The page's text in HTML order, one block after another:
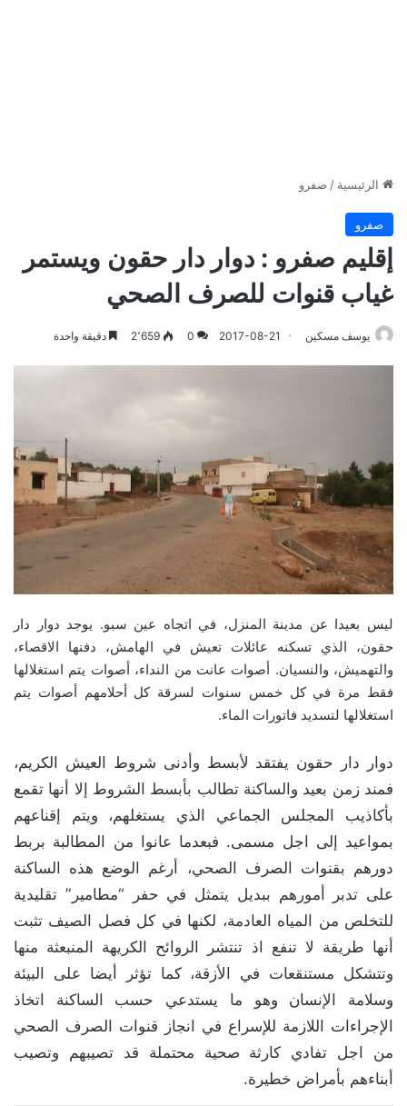
الرئيسية / صفرو
صفرو
إقليم صفرو : دوار دار حقون ويستمر
غياب قنوات للصرف الصحي
يوسف مسكين 2017-08-21
0 2٬659 دقيقة واحدة
ليس بعيدا عن مدينة المنزل، في اتجاه عين سبو. يوجد دوار دار
حقون، الذي تسكنه عائلات تعيش في الهامش، دفنها الاقصاء،
والتهميش، والنسيان. أصوات عانت من النداء، أصوات يتم استغلالها
فقط مرة في كل خمس سنوات لسرقة كل أحلامهم أصوات يتم
استغلالها لتسديد فاتورات الماء.
دوار دار حقون يفتقد لأبسط وأدنى شروط العيش الكريم،
فمند زمن بعيد والساكنة تطالب بأبسط الشروط إلا أنها تقمع
بأكاذيب المجلس الجماعي الذي يستغلهم، ويتم إقناعهم
بمواعيد إلى اجل مسمى. فبعدما عانوا من المطالبة بربط
دورهم بقنوات الصرف الصحي، أرغم الوضع هذه الساكنة
على تدبر أمورهم ببديل يتمثل في حفر “مطامير” تقليدية
للتخلص من المياه العادمة، لكنها في كل فصل الصيف تثبت
أنها طريقة لا تنفع اذ تنتشر الروائح الكريهة المنبعثة منها
وتتشكل مستنقعات في الأزقة، كما تؤثر أيضا على البيئة
وسلامة الإنسان وهو ما يستدعي حسب الساكنة اتخاذ
الإجراءات اللازمة للإسراع في انجاز قنوات الصرف الصحي
من اجل تفادي كارثة صحية محتملة قد تصيبهم وتصيب
أبناءهم بأمراض خطيرة.